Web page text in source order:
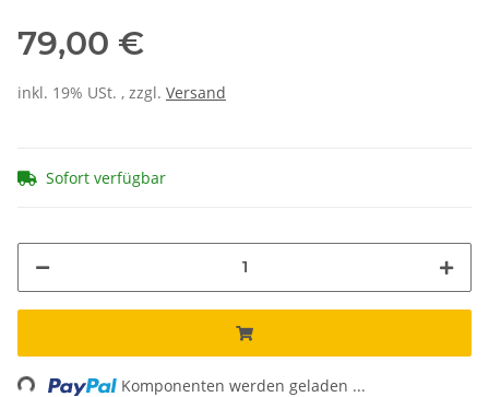
79,00 €
inkl. 19% USt. , zzgl. Versand
Sofort verfügbar
Komponenten werden geladen ...